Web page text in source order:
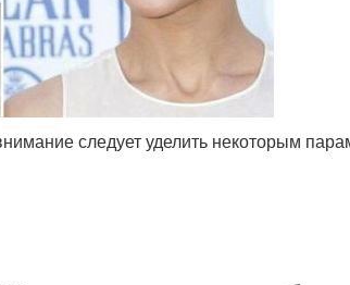
следует уделить некоторым